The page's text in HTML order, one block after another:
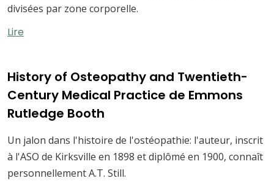
divisées par zone corporelle.
Lire
History of Osteopathy and Twentieth-
Century Medical Practice de Emmons
Rutledge Booth
Un jalon dans l'histoire de l'ostéopathie: l'auteur, inscrit
à l'ASO de Kirksville en 1898 et diplômé en 1900, connaît
personnellement A.T. Still.